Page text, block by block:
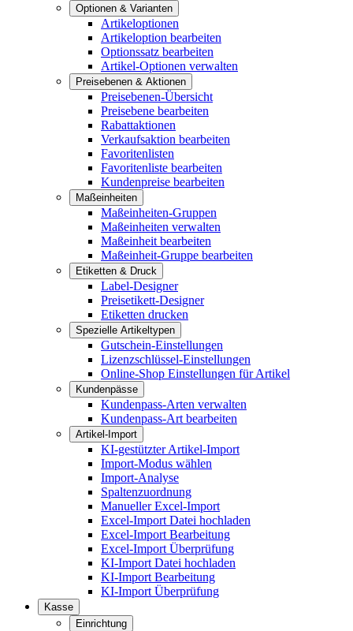
Optionen & Varianten
Artikeloptionen
Artikeloption bearbeiten
Optionssatz bearbeiten
Artikel-Optionen verwalten
Preisebenen & Aktionen
Preisebenen-Übersicht
Preisebene bearbeiten
Rabattaktionen
Verkaufsaktion bearbeiten
Favoritenlisten
Favoritenliste bearbeiten
Kundenpreise bearbeiten
Maßeinheiten
Maßeinheiten-Gruppen
Maßeinheiten verwalten
Maßeinheit bearbeiten
Maßeinheit-Gruppe bearbeiten
Etiketten & Druck
Label-Designer
Preisetikett-Designer
Etiketten drucken
Spezielle Artikeltypen
Gutschein-Einstellungen
Lizenzschlüssel-Einstellungen
Online-Shop Einstellungen für Artikel
Kundenpässe
Kundenpass-Arten verwalten
Kundenpass-Art bearbeiten
Artikel-Import
KI-gestützter Artikel-Import
Import-Modus wählen
Import-Analyse
Spaltenzuordnung
Manueller Excel-Import
Excel-Import Datei hochladen
Excel-Import Bearbeitung
Excel-Import Überprüfung
KI-Import Datei hochladen
KI-Import Bearbeitung
KI-Import Überprüfung
Kasse
Einrichtung